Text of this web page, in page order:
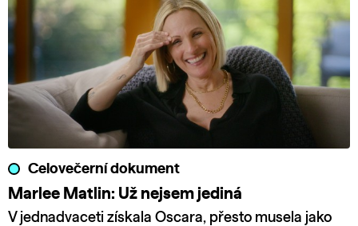
Celovečerní dokument
Marlee Matlin: Už nejsem jediná
V jednadvaceti získala Oscara, přesto musela jako